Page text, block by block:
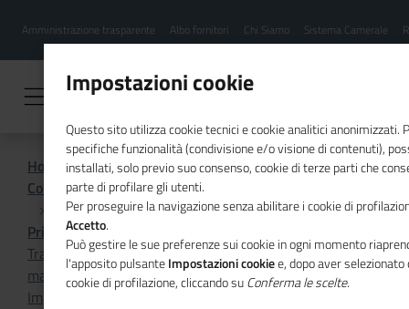
contenuto
Menu
hamburgher
Amministrazione trasparente Albo fornitori Chi Siamo Sistema Camerale
Home
Comunicazione istituzionale per il sistema camerale
Primo Piano
Transizione 5.0, imprenditoria migrante, economia del
mare nel nuovo numero di “Unioncamere Economia &
Imprese”
Impostazioni cookie
Questo sito utilizza cookie tecnici e cookie analitici anonimizzati.
specifiche funzionalità (condivisione e/o visione di contenuti),
installati, solo previo suo consenso, cookie di terze parti che
parte di profilare gli utenti.
Per proseguire la navigazione senza abilitare i cookie di
Accetto.
Può gestire le sue preferenze sui cookie in ogni momento
l'apposito pulsanteImpostazioni cookiee, dopo aver
cookie di profilazione, cliccando suConferma le scelte.